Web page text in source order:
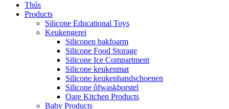
Thús
Products
Silicone Educational Toys
Keukengerei
Siliconen bakfoarm
Silicone Food Storage
Silicone Ice Compartment
Silicone keukenmat
Silicone keukenhandschoenen
Silicone ôfwaskborstel
Oare Kitchen Products
Baby Products